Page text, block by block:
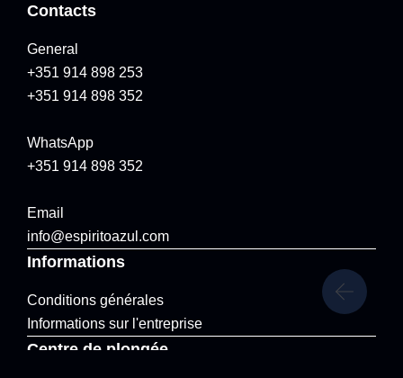
Contacts
General
+351 914 898 253
+351 914 898 352
WhatsApp
+351 914 898 352
Email
info@espiritoazul.com
Informations
Conditions générales
Informations sur l'entreprise
Centre de plongée